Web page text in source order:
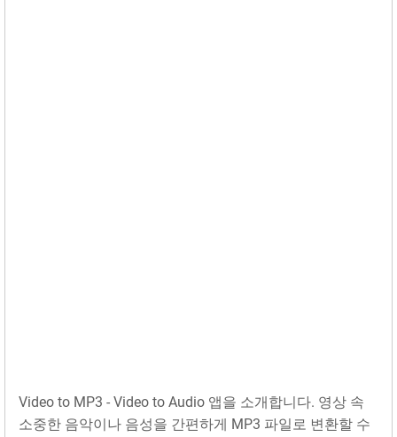
Video to MP3 - Video to Audio 앱을 소개합니다. 영상 속
소중한 음악이나 음성을 간편하게 MP3 파일로 변환할 수